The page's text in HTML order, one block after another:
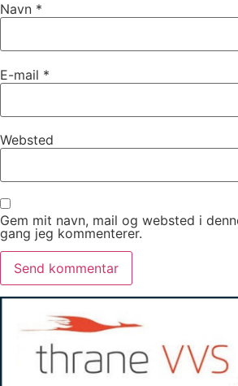
Navn *
E-mail *
Websted
Gem mit navn, mail og websted i
gang jeg kommenterer.